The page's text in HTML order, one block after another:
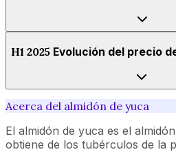
H1 2025 Evolución del precio
Acerca del almidón de yuca
El almidón de yuca es el
obtiene de los tubérculos de la